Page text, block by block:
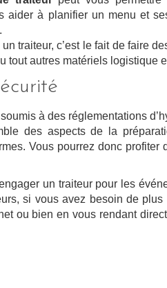
aider à planifier un menu et
traiteur, c’est le fait de faire
tout autres matériels logistique
à des réglementations
des aspects de la
Vous pourrez donc
un traiteur pour les
si vous avez besoin de
ou bien en vous rendant